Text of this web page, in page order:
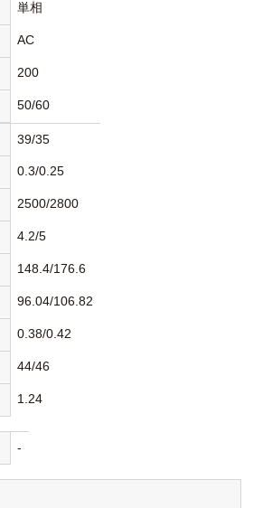
単相
AC
200
50/60
39/35
0.3/0.25
2500/2800
4.2/5
148.4/176.6
96.04/106.82
0.38/0.42
44/46
1.24
-